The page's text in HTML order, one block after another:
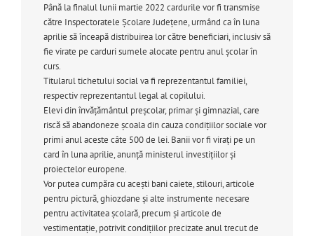
Până la finalul lunii martie 2022 cardurile vor fi transmise
către Inspectoratele Școlare Județene, urmând ca în luna
aprilie să înceapă distribuirea lor către beneficiari, inclusiv să
fie virate pe carduri sumele alocate pentru anul școlar în
curs.
Titularul tichetului social va fi reprezentantul familiei,
respectiv reprezentantul legal al copilului.
Elevi din învățământul preșcolar, primar și gimnazial, care
riscă să abandoneze școala din cauza condițiilor sociale vor
primi anul aceste câte 500 de lei. Banii vor fi virați pe un
card în luna aprilie, anunță ministerul investițiilor și
proiectelor europene.
Vor putea cumpăra cu acești bani caiete, stilouri, articole
pentru pictură, ghiozdane și alte instrumente necesare
pentru activitatea școlară, precum și articole de
vestimentație, potrivit condițiilor precizate anul trecut de